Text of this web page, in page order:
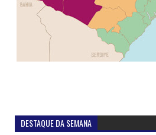
DESTAQUE DA SEMANA